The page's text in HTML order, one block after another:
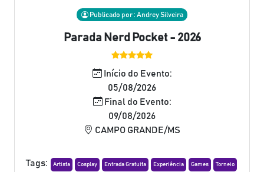
Publicado por : Andrey Silveira
Parada Nerd Pocket - 2026
Início do Evento:
05/08/2026
Final do Evento:
09/08/2026
CAMPO GRANDE/MS
Tags: Artista Cosplay Entrada Gratuita Experiência Games Torneio